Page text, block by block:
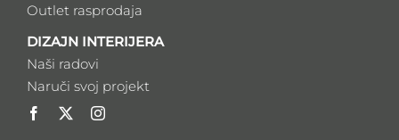
Outlet rasprodaja
DIZAJN INTERIJERA
Naši radovi
Naruči svoj projekt